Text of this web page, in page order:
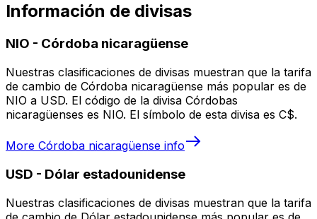
Información de divisas
NIO - Córdoba nicaragüense
Nuestras clasificaciones de divisas muestran que la tarifa
de cambio de Córdoba nicaragüense más popular es de
NIO a USD. El código de la divisa Córdobas
nicaragüenses es NIO. El símbolo de esta divisa es C$.
More Córdoba nicaragüense info
USD - Dólar estadounidense
Nuestras clasificaciones de divisas muestran que la tarifa